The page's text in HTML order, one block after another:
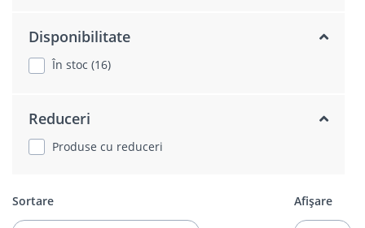
Disponibilitate
În stoc (16)
Reduceri
Produse cu reduceri
Sortare Afișare